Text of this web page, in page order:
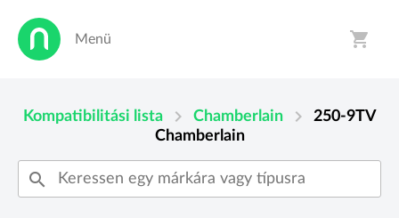
Menü shopping_cart
Kompatibilitási lista chevron_right Chamberlain chevron_right
250-9TV
Chamberlain
search